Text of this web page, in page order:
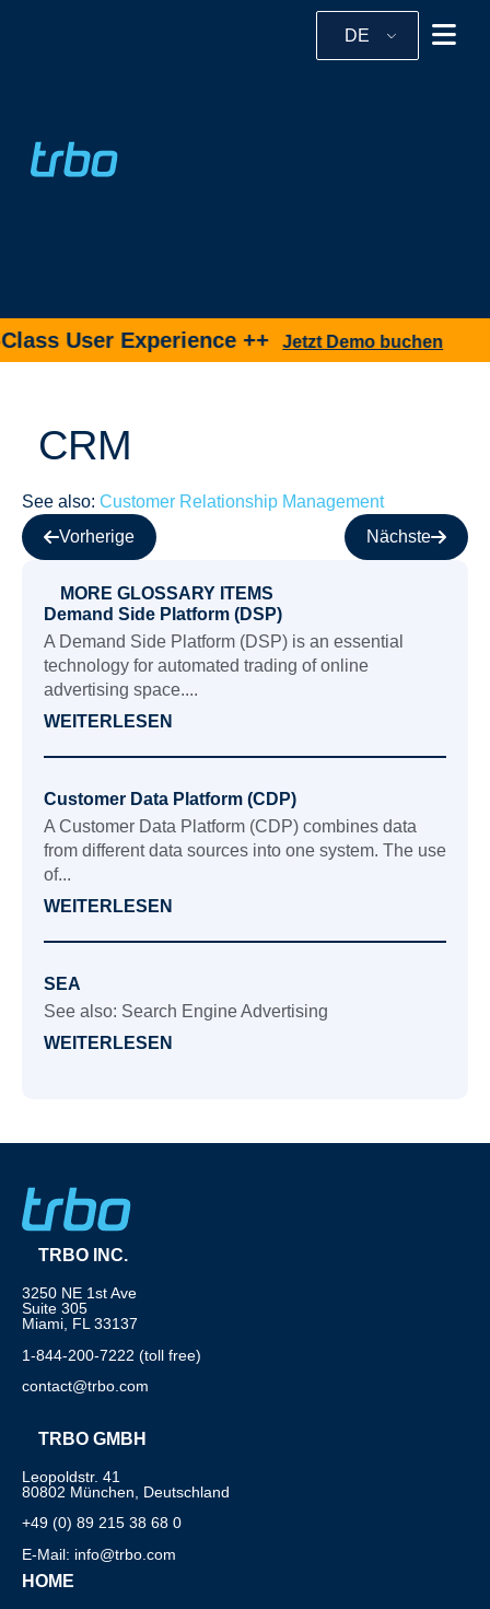
DE
User Experience ++Jetzt Demo buchen
CRM
See also: Customer Relationship Management
Vorherige
Nächste
MORE GLOSSARY ITEMS
Demand Side Platform (DSP)
A Demand Side Platform (DSP) is an essential
technology for automated trading of online
advertising space....
WEITERLESEN
Customer Data Platform (CDP)
A Customer Data Platform (CDP) combines data
from different data sources into one system. The use
of...
WEITERLESEN
SEA
See also: Search Engine Advertising
WEITERLESEN
TRBO INC.
3250 NE 1st Ave
Suite 305
Miami, FL 33137
1-844-200-7222 (toll free)
contact@trbo.com
TRBO GMBH
Leopoldstr. 41
80802 München, Deutschland
+49 (0) 89 215 38 68 0
E-Mail: info@trbo.com
HOME